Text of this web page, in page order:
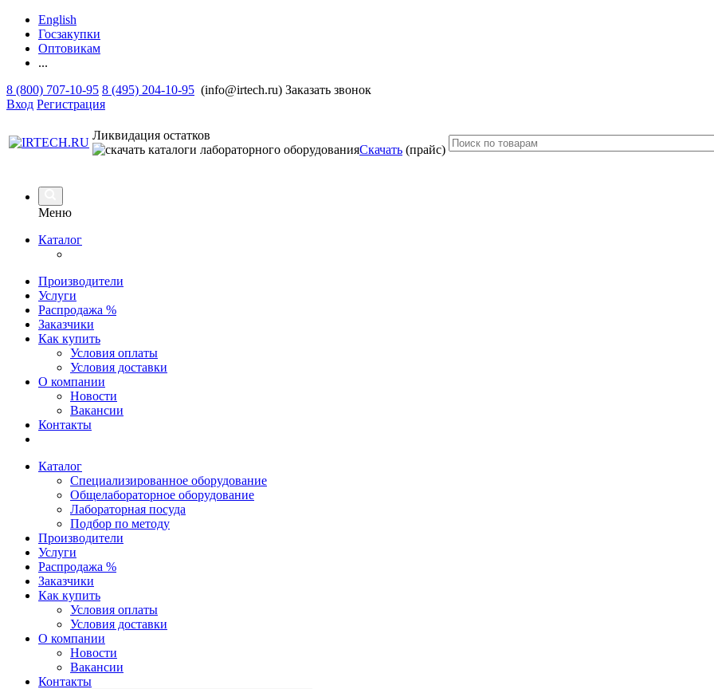
English
Госзакупки
Оптовикам
...
8 (800) 707-10-95 8 (495) 204-10-95 (info@irtech.ru) Заказать звонок
Вход Регистрация
Ликвидация остатков
Скачать (прайс)
Меню
Каталог
Производители
Услуги
Распродажа %
Заказчики
Как купить
Условия оплаты
Условия доставки
О компании
Новости
Вакансии
Контакты
Каталог
Специализированное оборудование
Общелабораторное оборудование
Лабораторная посуда
Подбор по методу
Производители
Услуги
Распродажа %
Заказчики
Как купить
Условия оплаты
Условия доставки
О компании
Новости
Вакансии
Контакты